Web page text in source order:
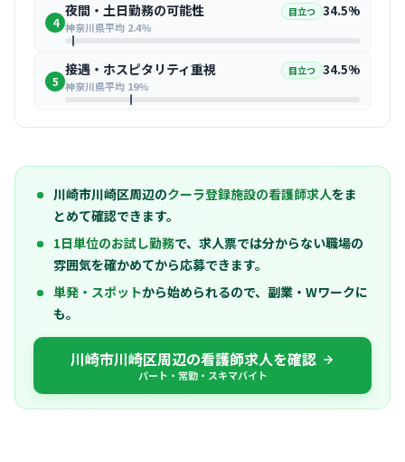
4
夜間・土日勤務の可能性 目立つ 34.5%
神奈川県平均 2.4%
5
接遇・ホスピタリティ重視 目立つ 34.5%
神奈川県平均 19%
川崎市川崎区周辺のクーラ登録施設の看護師求人をま
とめて確認できます。
1日単位のお試し勤務で、求人票では分からない職場の
雰囲気を確かめてから応募できます。
単発・スポットから始められるので、副業・Wワークに
も。
川崎市川崎区周辺の看護師求人を確認
パート・常勤・スキマバイト